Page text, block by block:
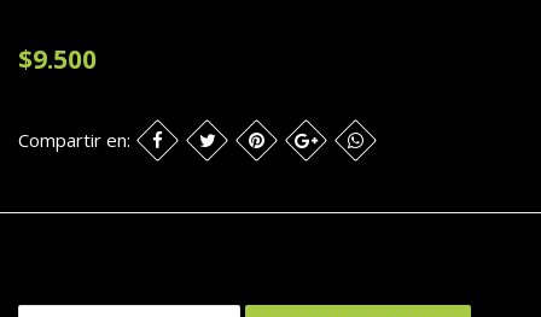
$9.500
Compartir en: